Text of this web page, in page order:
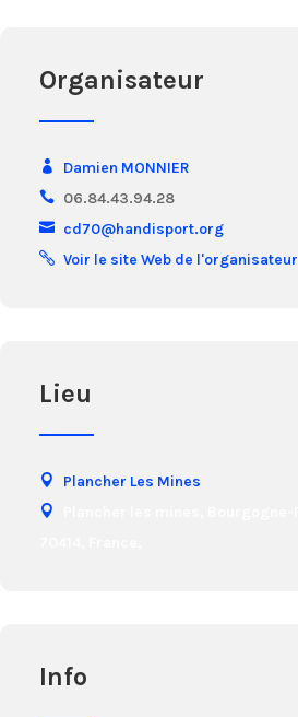
Organisateur
Damien MONNIER
06.84.43.94.28
cd70@handisport.org
Voir le site Web de l'organisateur
Lieu
Plancher Les Mines
Info